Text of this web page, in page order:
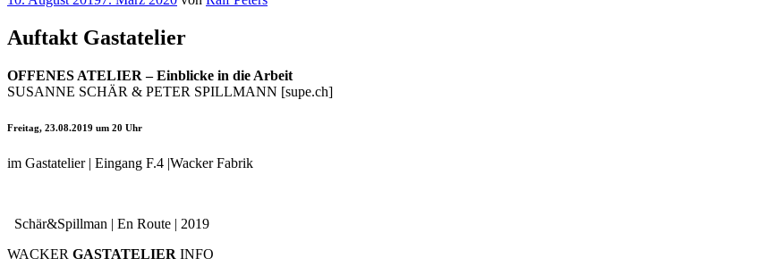
Auftakt Gastatelier
OFFENES ATELIER – Einblicke in die Arbeit
SUSANNE SCHÄR & PETER SPILLMANN [supe.ch]
Freitag, 23.08.2019 um 20 Uhr
im Gastatelier | Eingang F.4 |Wacker Fabrik
Schär&Spillman | En Route | 2019
WACKER GASTATELIER INFO